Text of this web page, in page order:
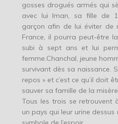
gosses drogués armés qui
avec lui Iman, sa fille de
garçon afin de lui éviter de
France, il pourra peut-être
subi à sept ans et lui
femme.Chanchal, jeune
survivant dès sa naissance.
repos » et c’est ce qu’il doit
sauver sa famille de la
Tous les trois se retrouvent
un pays qui leur urine